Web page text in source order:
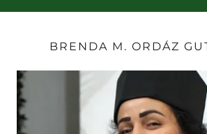
BRENDA M. ORDÁZ